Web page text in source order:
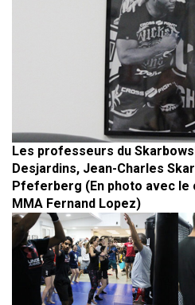
Les professeurs du
Desjardins, Jean-Charles
Pfeferberg (En photo avec le
MMA Fernand Lopez)